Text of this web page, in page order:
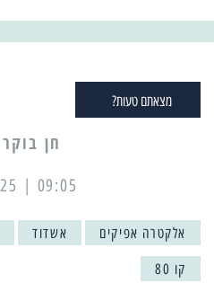
מצאתם טעות?
09:05 | 27/03/2025
אלקטרה אפיקים אשדוד
קו 80